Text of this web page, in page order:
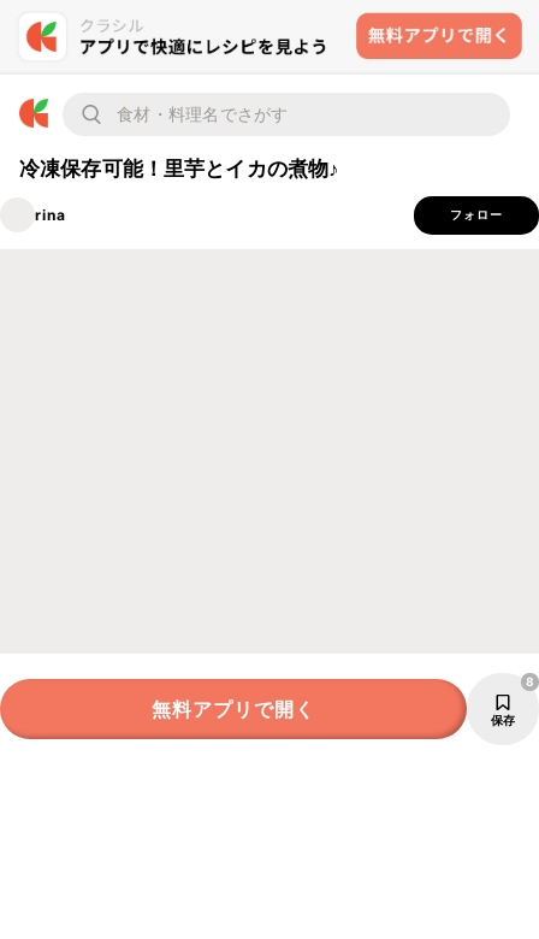
冷凍保存可能！里芋とイカの煮物♪
rina フォロー
無料アプリで開く 保存
8